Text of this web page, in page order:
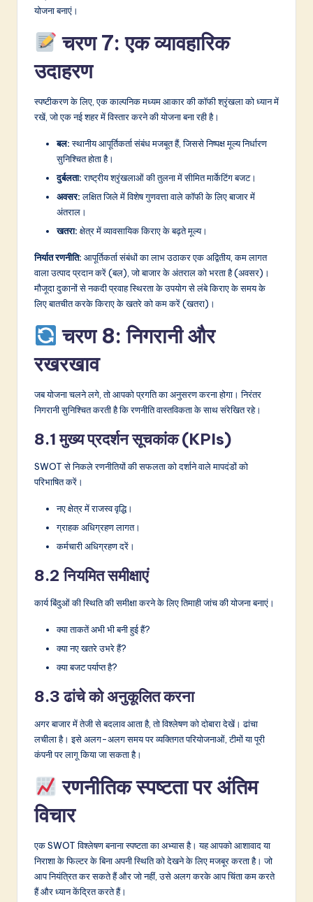
योजना बनाएं।
चरण 7: एक व्यावहारिक
उदाहरण
स्पष्टीकरण के लिए, एक काल्पनिक मध्यम आकार की कॉफी श्रृंखला को ध्यान में
रखें, जो एक नई शहर में विस्तार करने की योजना बना रही है।
बल:स्थानीय आपूर्तिकर्ता संबंध मजबूत हैं, जिससे निष्पक्ष मूल्य निर्धारण
सुनिश्चित होता है।
दुर्बलता:राष्ट्रीय श्रृंखलाओं की तुलना में सीमित मार्केटिंग बजट।
अवसर:लक्षित जिले में विशेष गुणवत्ता वाले कॉफी के लिए बाजार में
अंतराल।
खतरा: क्षेत्र में व्यावसायिक किराए के बढ़ते मूल्य।
निर्यात रणनीति: आपूर्तिकर्ता संबंधों का लाभ उठाकर एक अद्वितीय, कम लागत
वाला उत्पाद प्रदान करें (बल), जो बाजार के अंतराल को भरता है (अवसर)।
मौजूदा दुकानों से नकदी प्रवाह स्थिरता के उपयोग से लंबे किराए के समय के
लिए बातचीत करके किराए के खतरे को कम करें (खतरा)।
चरण 8: निगरानी और
रखरखाव
जब योजना चलने लगे, तो आपको प्रगति का अनुसरण करना होगा। निरंतर
निगरानी सुनिश्चित करती है कि रणनीति वास्तविकता के साथ संरेखित रहे।
8.1 मुख्य प्रदर्शन सूचकांक (KPIs)
SWOT से निकले रणनीतियों की सफलता को दर्शाने वाले मापदंडों को
परिभाषित करें।
नए क्षेत्र में राजस्व वृद्धि।
ग्राहक अधिग्रहण लागत।
कर्मचारी अधिग्रहण दरें।
8.2 नियमित समीक्षाएं
कार्य बिंदुओं की स्थिति की समीक्षा करने के लिए तिमाही जांच की योजना बनाएं।
क्या ताकतें अभी भी बनी हुई हैं?
क्या नए खतरे उभरे हैं?
क्या बजट पर्याप्त है?
8.3 ढांचे को अनुकूलित करना
अगर बाजार में तेजी से बदलाव आता है, तो विश्लेषण को दोबारा देखें। ढांचा
लचीला है। इसे अलग-अलग समय पर व्यक्तिगत परियोजनाओं, टीमों या पूरी
कंपनी पर लागू किया जा सकता है।
रणनीतिक स्पष्टता पर अंतिम
विचार
एक SWOT विश्लेषण बनाना स्पष्टता का अभ्यास है। यह आपको आशावाद या
निराशा के फिल्टर के बिना अपनी स्थिति को देखने के लिए मजबूर करता है। जो
आप नियंत्रित कर सकते हैं और जो नहीं, उसे अलग करके आप चिंता कम करते
हैं और ध्यान केंद्रित करते हैं।